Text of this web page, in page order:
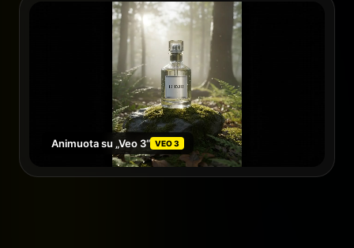
Animuota su „Veo 3“ VEO 3